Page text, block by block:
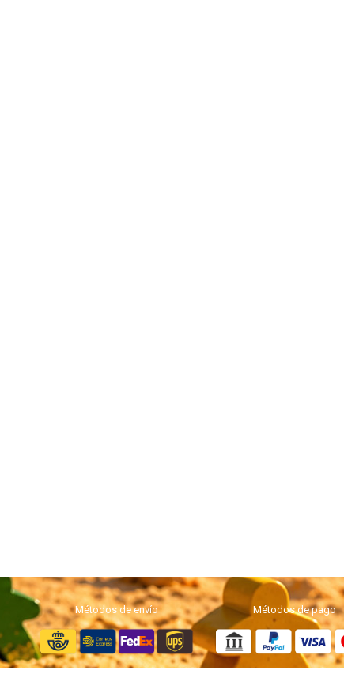
Métodos de envío Métodos de pago